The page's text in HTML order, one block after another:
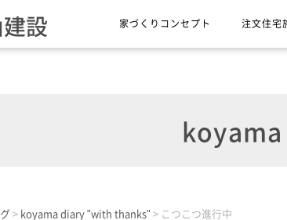
設 家づくりコンセプト 注文住宅
koyama
> koyama diary "with thanks" > こつこつ進行中